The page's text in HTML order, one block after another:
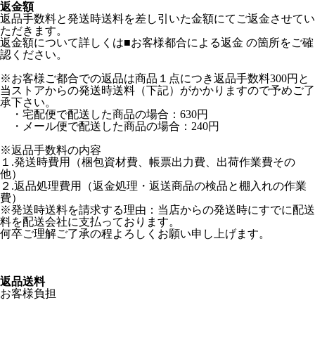
返金額
返品手数料と発送時送料を差し引いた金額にてご返金させてい
ただきます。
返金額について詳しくは■お客様都合による返金 の箇所をご確
認ください。
※お客様ご都合での返品は商品１点につき返品手数料300円と
当ストアからの発送時送料（下記）がかかりますので予めご了
承下さい。
・宅配便で配送した商品の場合：630円
・メール便で配送した商品の場合：240円
※返品手数料の内容
１.発送時費用（梱包資材費、帳票出力費、出荷作業費その
他）
２.返品処理費用（返金処理・返送商品の検品と棚入れの作業
費）
※発送時送料を請求する理由：当店からの発送時にすでに配送
料を配送会社に支払っております。
何卒ご理解ご了承の程よろしくお願い申し上げます。
返品送料
お客様負担